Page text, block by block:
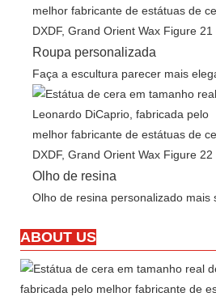
Roupa personalizada
Faça a escultura parecer mais
Olho de resina
Olho de resina personalizado mais
ABOUT US